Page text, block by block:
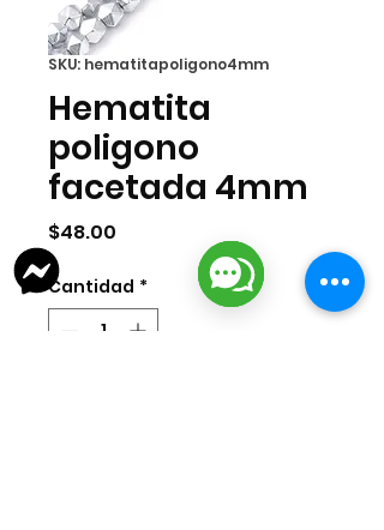
SKU: hematitapoligono4mm
Hematita
poligono
facetada 4mm
$48.00
Cantidad *